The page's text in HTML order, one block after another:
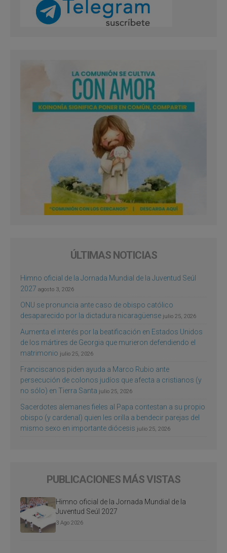
ÚLTIMAS NOTICIAS
Himno oficial de la Jornada Mundial de la Juventud Seúl
2027 agosto 3, 2026
ONU se pronuncia ante caso de obispo católico
desaparecido por la dictadura nicaragüense julio 25, 2026
Aumenta el interés por la beatificación en Estados Unidos
de los mártires de Georgia que murieron defendiendo el
matrimonio julio 25, 2026
Franciscanos piden ayuda a Marco Rubio ante
persecución de colonos judíos que afecta a cristianos (y
no sólo) en Tierra Santa julio 25, 2026
Sacerdotes alemanes fieles al Papa contestan a su propio
obispo (y cardenal) quien les orilla a bendecir parejas del
mismo sexo en importante diócesis julio 25, 2026
PUBLICACIONES MÁS VISTAS
Himno oficial de la Jornada Mundial de la
Juventud Seúl 2027
3 Ago 2026